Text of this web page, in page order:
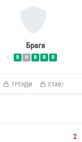
Брага
В Н В В В
ТРЕНДИ СТАВКИ ПО
2